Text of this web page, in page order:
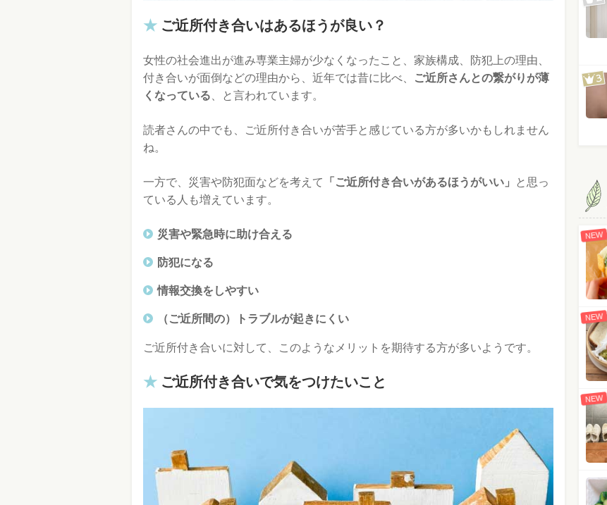
ご近所付き合いはあるほうが良い？
女性の社会進出が進み専業主婦が少なくなったこと、家族構成、防犯上の理由、
付き合いが面倒などの理由から、近年では昔に比べ、
ご近所さんとの繋がりが薄
くなっている 、と言われています。
読者さんの中でも、ご近所付き合いが苦手と感じている方が多いかもしれません
ね。
一方で、災害や防犯面などを考えて 「ご近所付き合いがあるほうがいい」
と思っ
ている人も増えています。
災害や緊急時に助け合える
防犯になる
情報交換をしやすい
（ご近所間の）トラブルが起きにくい
ご近所付き合いに対して、このようなメリットを期待する方が多いようです。
ご近所付き合いで気をつけたいこと
NEW
NEW
NEW